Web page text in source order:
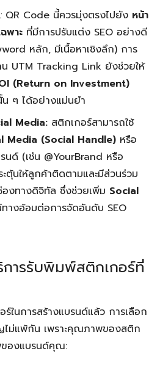
QR Code นี้ควรมุ่งตรงไปยัง หน้า
พาะ ที่มีการปรับแต่ง SEO อย่างดี
หลัก, มีเนื้อหาเชิงลึก) การ
UTM Tracking Link ยังช่วยให้
(Return on Investment)
ๆ ได้อย่างแม่นยำ
Media: สติกเกอร์สามารถใช้
Media (Social Handle) หรือ
นด์ (เช่น @YourBrand หรือ
ตุ้นให้ลูกค้าติดตามและมีส่วนร่วม
งทางดิจิทัล ซึ่งช่วยเพิ่ม Social
ทางอ้อมต่อการจัดอันดับ SEO
การรับพิมพ์สติกเกอร์ที่
ในการสร้างแบรนด์แล้ว การเลือก
ม่แพ้กัน เพราะคุณภาพของสติก
ของแบรนด์คุณ: